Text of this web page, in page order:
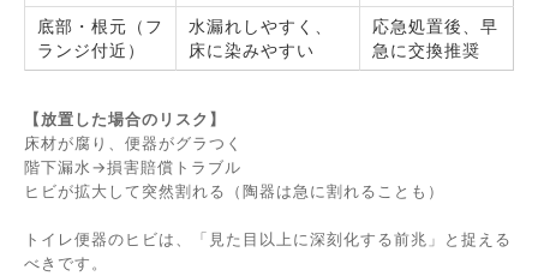
底部・根元（フ
ランジ付近）
水漏れしやすく、
床に染みやすい
応急処置後、早
急に交換推奨
【放置した場合のリスク】
床材が腐り、便器がグラつく
階下漏水→損害賠償トラブル
ヒビが拡大して突然割れる（陶器は急に割れることも）
トイレ便器のヒビは、「見た目以上に深刻化する前兆」と捉える
べきです。